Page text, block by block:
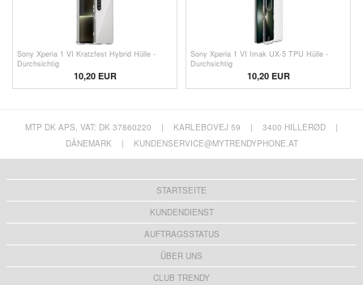
Sony Xperia 1 VI Kratzfest Hybrid Hülle -
Durchsichtig
10,20 EUR
Sony Xperia 1 VI Imak UX-5 TPU Hülle -
Durchsichtig
10,20 EUR
MTP DK APS, VAT: DK 37860220 | KARLEBOVEJ 59 | 3400 HILLERØD
|
DÄNEMARK
| KUNDENSERVICE@MYTRENDYPHONE.AT
STARTSEITE
KUNDENDIENST
AUFTRAGSSTATUS
ÜBER UNS
CLUB TRENDY